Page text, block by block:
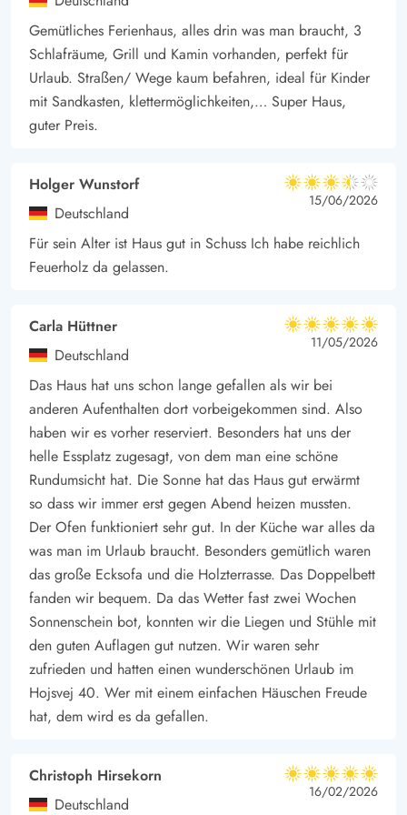
Gemütliches Ferienhaus, alles drin was man braucht, 3
Schlafräume, Grill und Kamin vorhanden, perfekt für
Urlaub. Straßen/ Wege kaum befahren, ideal für Kinder
mit Sandkasten, klettermöglichkeiten,… Super Haus,
guter Preis.
Holger Wunstorf
Deutschland
3.5 von 5
3.5 von 5
3.5 out of 5
15/06/2026
Für sein Alter ist Haus gut in Schuss Ich habe reichlich
Feuerholz da gelassen.
Carla Hüttner
Deutschland
5 von 5
5 von 5
5 out of 5
11/05/2026
Das Haus hat uns schon lange gefallen als wir bei
anderen Aufenthalten dort vorbeigekommen sind. Also
haben wir es vorher reserviert. Besonders hat uns der
helle Essplatz zugesagt, von dem man eine schöne
Rundumsicht hat. Die Sonne hat das Haus gut erwärmt
so dass wir immer erst gegen Abend heizen mussten.
Der Ofen funktioniert sehr gut. In der Küche war alles da
was man im Urlaub braucht. Besonders gemütlich waren
das große Ecksofa und die Holzterrasse. Das Doppelbett
fanden wir bequem. Da das Wetter fast zwei Wochen
Sonnenschein bot, konnten wir die Liegen und Stühle mit
den guten Auflagen gut nutzen. Wir waren sehr
zufrieden und hatten einen wunderschönen Urlaub im
Hojsvej 40. Wer mit einem einfachen Häuschen Freude
hat, dem wird es da gefallen.
Christoph Hirsekorn
Deutschland
5 von 5
5 von 5
5 out of 5
16/02/2026